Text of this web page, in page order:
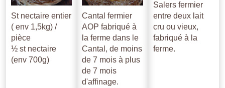
St nectaire entier
( env 1,5kg) /
pièce
½ st nectaire
(env 700g)
Cantal fermier
AOP fabriqué à
la ferme dans le
Cantal, de moins
de 7 mois à plus
de 7 mois
d'affinage.
Salers fermier
entre deux lait
cru ou vieux,
fabriqué à la
ferme.